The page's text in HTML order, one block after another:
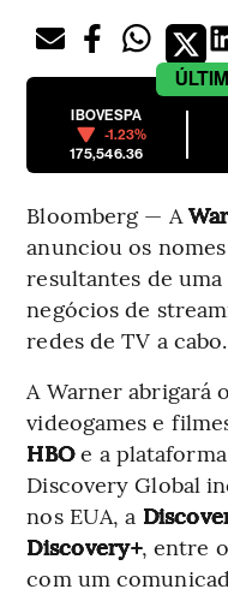
IBOVESPA
-1.23%
175,546.36
Bloomberg — A
anunciou os
resultantes de uma
negócios de
redes de TV a cabo.
A Warner abrigará
videogames e
HBOe a
Discovery Global
nos EUA, a
Discovery+, entre
com um